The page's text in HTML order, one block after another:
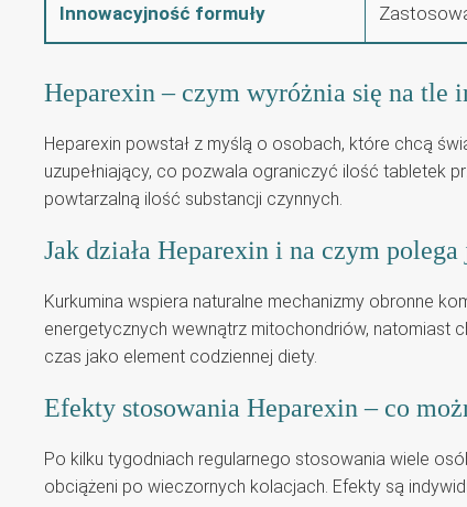
Innowacyjność formuły
Heparexin – czym wyróżnia się na tle
Heparexin powstał z myślą o osobach, które chcą
uzupełniający, co pozwala ograniczyć ilość tabletek
powtarzalną ilość substancji czynnych.
Jak działa Heparexin i na czym polega
Kurkumina wspiera naturalne mechanizmy obronne
energetycznych wewnątrz mitochondriów, natomiast
czas jako element codziennej diety.
Efekty stosowania Heparexin – co
Po kilku tygodniach regularnego stosowania wiele
obciążeni po wieczornych kolacjach. Efekty są